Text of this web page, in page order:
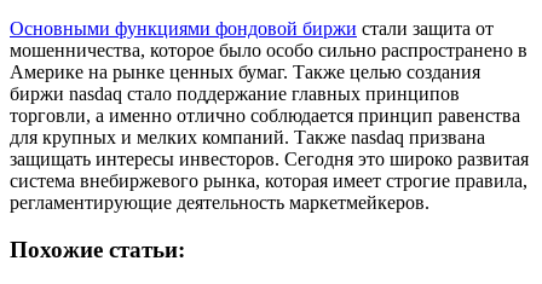
Основными функциями фондовой биржи стали защита от
мошенничества, которое было особо сильно распространено в
Америке на рынке ценных бумаг. Также целью создания
биржи nasdaq стало поддержание главных принципов
торговли, а именно отлично соблюдается принцип равенства
для крупных и мелких компаний. Также nasdaq призвана
защищать интересы инвесторов. Сегодня это широко развитая
система внебиржевого рынка, которая имеет строгие правила,
регламентирующие деятельность маркетмейкеров.
Похожие статьи: